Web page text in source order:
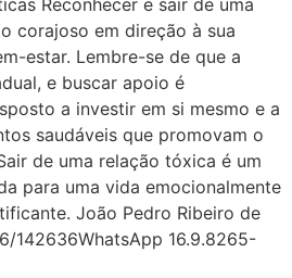
Reconhecer e sair de uma
corajoso em direção à sua
estar. Lembre-se de que a
e buscar apoio é
a investir em si mesmo e a
saudáveis que promovam o
de uma relação tóxica é um
para uma vida emocionalmente
João Pedro Ribeiro de
142636WhatsApp 16.9.8265-